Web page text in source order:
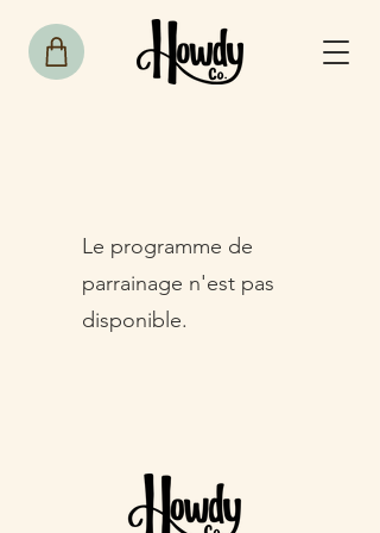
Le programme de
parrainage n'est pas
disponible.